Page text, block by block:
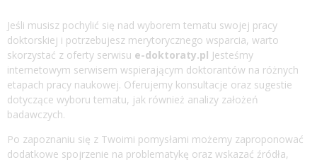
Jeśli musisz pochylić się nad wyborem tematu swojej pracy
doktorskiej i potrzebujesz merytorycznego wsparcia, warto
skorzystać z oferty serwisu e-doktoraty.pl Jesteśmy
internetowym serwisem wspierającym doktorantów na różnych
etapach pracy naukowej. Oferujemy konsultacje oraz sugestie
dotyczące wyboru tematu, jak również analizy założeń
badawczych.
Po zapoznaniu się z Twoimi pomysłami możemy zaproponować
dodatkowe spojrzenie na problematykę oraz wskazać źródła,